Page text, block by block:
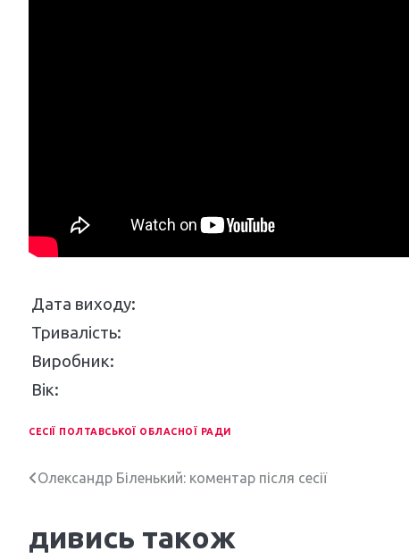
Дата виходу:
Тривалість:
Виробник:
Вік:
СЕСІЇ ПОЛТАВСЬКОЇ ОБЛАСНОЇ РАДИ
Н
в
Олександр Біленький: коментар після сесії
дивись також